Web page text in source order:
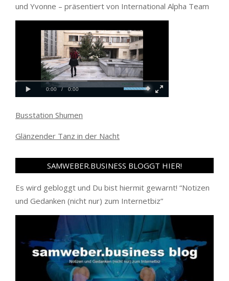
und Yvonne – präsentiert von International Alpha Team
Busstation Shumen
Glänzender Tanz in der Nacht
SAMWEBER.BUSINESS BLOGGT HIER!
Es wird gebloggt und Du bist hiermit gewarnt! “Notizen
und Gedanken (nicht nur) zum Internetbiz”